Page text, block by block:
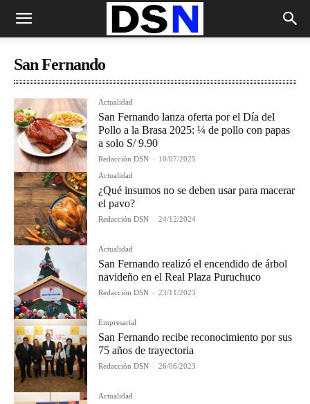
San Fernando
Actualidad
San Fernando lanza oferta por el Día del
Pollo a la Brasa 2025: ¼ de pollo con papas
a solo S/ 9.90
Redacción DSN - 10/07/2025
Actualidad
¿Qué insumos no se deben usar para macerar
el pavo?
Redacción DSN - 24/12/2024
Actualidad
San Fernando realizó el encendido de árbol
navideño en el Real Plaza Puruchuco
Redacción DSN - 23/11/2023
Empresarial
San Fernando recibe reconocimiento por sus
75 años de trayectoria
Redacción DSN - 26/06/2023
Actualidad